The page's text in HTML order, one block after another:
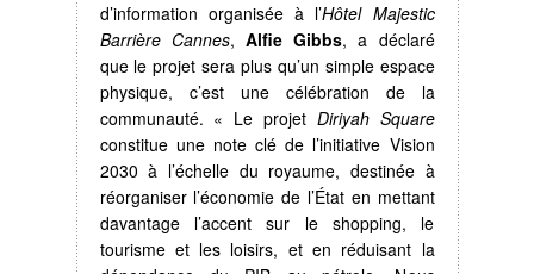
d’information organisée à l’Hôtel Majestic
Barrière Cannes, Alfie Gibbs, a déclaré
que le projet sera plus qu’un simple espace
physique, c’est une célébration de la
communauté. « Le projet Diriyah Square
constitue une note clé de l’initiative Vision
2030 à l’échelle du royaume, destinée à
réorganiser l’économie de l’État en mettant
davantage l’accent sur le shopping, le
tourisme et les loisirs, et en réduisant la